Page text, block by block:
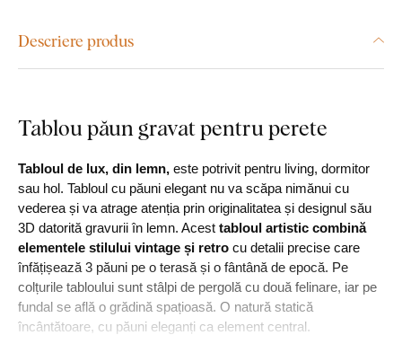
Descriere produs
Tablou păun gravat pentru perete
Tabloul de lux, din lemn, este potrivit pentru living, dormitor
sau hol. Tabloul cu păuni elegant nu va scăpa nimănui cu
vederea și va atrage atenția prin originalitatea și designul său
3D datorită gravurii în lemn. Acest tabloul artistic combină
elementele stilului vintage și retro cu detalii precise care
înfățișează 3 păuni pe o terasă și o fântână de epocă. Pe
colțurile tabloului sunt stâlpi de pergolă cu două felinare, iar pe
fundal se află o grădină spațioasă. O natură statică
încântătoare, cu păuni eleganți ca element central.